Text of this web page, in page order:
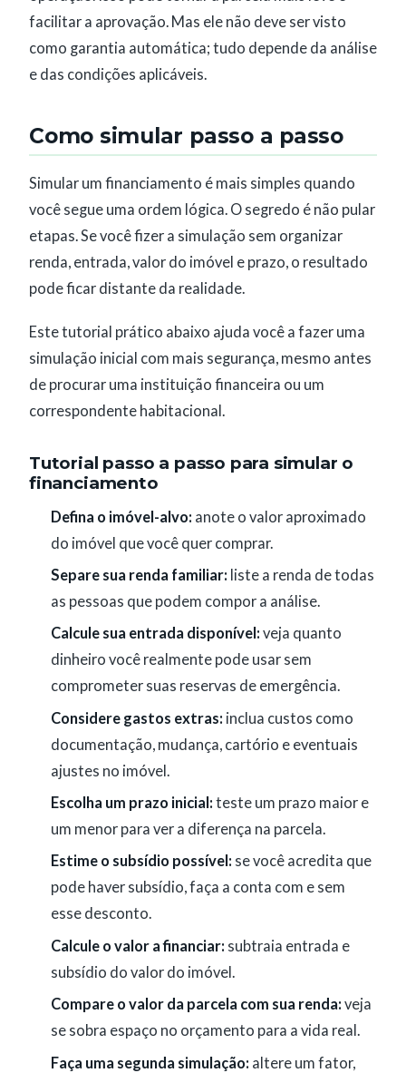
facilitar a aprovação. Mas ele não deve ser visto
como garantia automática; tudo depende da análise
e das condições aplicáveis.
Como simular passo a passo
Simular um financiamento é mais simples quando
você segue uma ordem lógica. O segredo é não pular
etapas. Se você fizer a simulação sem organizar
renda, entrada, valor do imóvel e prazo, o resultado
pode ficar distante da realidade.
Este tutorial prático abaixo ajuda você a fazer uma
simulação inicial com mais segurança, mesmo antes
de procurar uma instituição financeira ou um
correspondente habitacional.
Tutorial passo a passo para simular o
financiamento
Defina o imóvel-alvo: anote o valor aproximado
do imóvel que você quer comprar.
Separe sua renda familiar: liste a renda de todas
as pessoas que podem compor a análise.
Calcule sua entrada disponível: veja quanto
dinheiro você realmente pode usar sem
comprometer suas reservas de emergência.
Considere gastos extras: inclua custos como
documentação, mudança, cartório e eventuais
ajustes no imóvel.
Escolha um prazo inicial: teste um prazo maior e
um menor para ver a diferença na parcela.
Estime o subsídio possível: se você acredita que
pode haver subsídio, faça a conta com e sem
esse desconto.
Calcule o valor a financiar: subtraia entrada e
subsídio do valor do imóvel.
Compare o valor da parcela com sua renda: veja
se sobra espaço no orçamento para a vida real.
Faça uma segunda simulação: altere um fator,